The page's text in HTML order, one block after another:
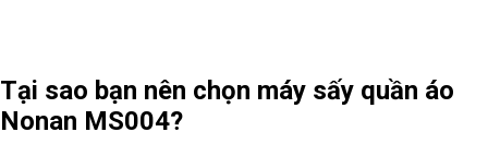
hàng đầu, đem lại sự hài lòng cho khách hàng và sự chất lượng
về sản phẩm luôn dẫn đầu thị trường.